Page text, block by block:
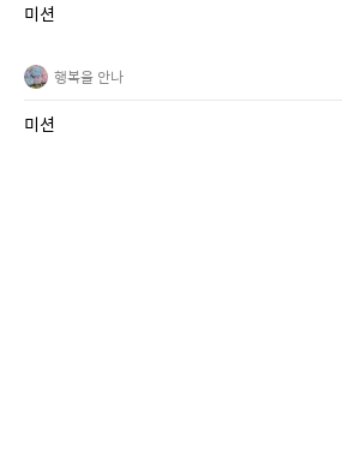
미션
행복을 안나
미션